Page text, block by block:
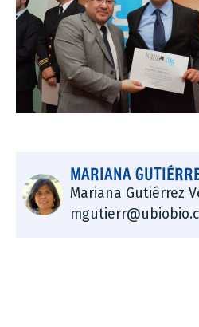
MARIANA
Mariana Gutiérrez